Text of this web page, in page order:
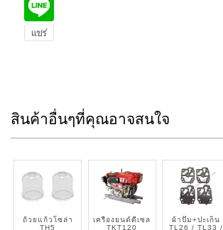
สินค้าอื่นๆที่คุณอาจสนใจ
ถ้วยแก้วโซล่า
TH5
เครื่องยนต์ดีเซล
TKT120
ผ้าปั๊ม+ปะเก็น
TL26 / TL33 /